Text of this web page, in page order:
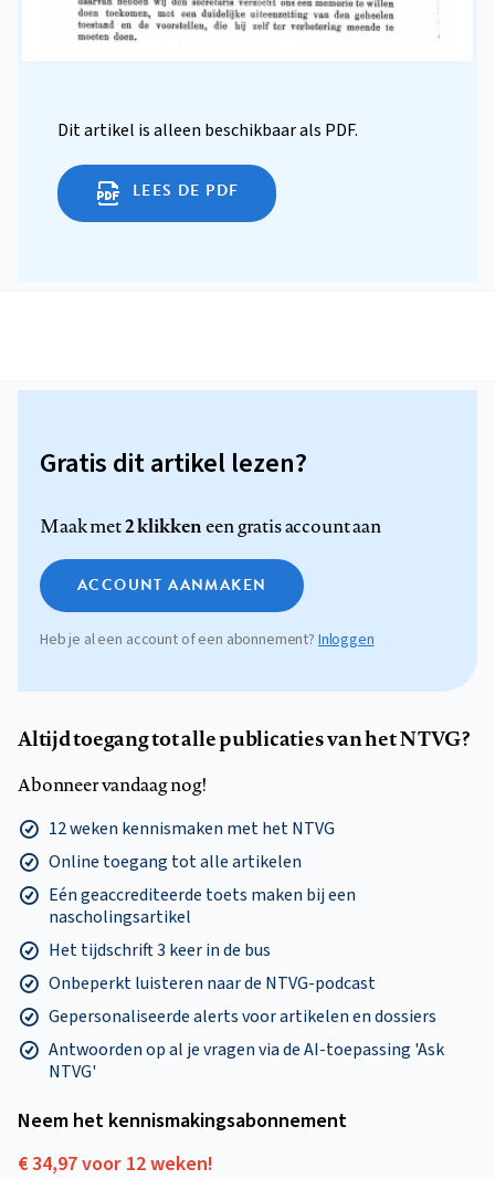
Dit artikel is alleen beschikbaar als PDF.
LEES DE PDF
Gratis dit artikel lezen?
Maak met2 klikkeneen gratis account aan
ACCOUNT AANMAKEN
Heb je al een account of een abonnement? Inloggen
Altijd toegang tot alle publicaties van het NTVG?
Abonneer vandaag nog!
12 weken kennismaken met het NTVG
Online toegang tot alle artikelen
Eén geaccrediteerde toets maken bij een
nascholingsartikel
Het tijdschrift 3 keer in de bus
Onbeperkt luisteren naar de NTVG-podcast
Gepersonaliseerde alerts voor artikelen en dossiers
Antwoorden op al je vragen via de AI-toepassing 'Ask
NTVG'
Neem het kennismakings­abonnement
€ 34,97 voor 12 weken!